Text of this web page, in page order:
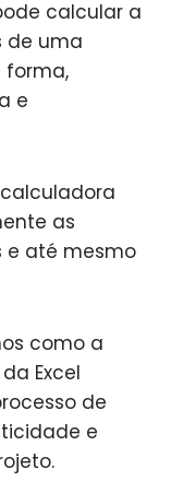
calcular a
de uma
forma,
e
as
e até mesmo
como a
Excel
de
e